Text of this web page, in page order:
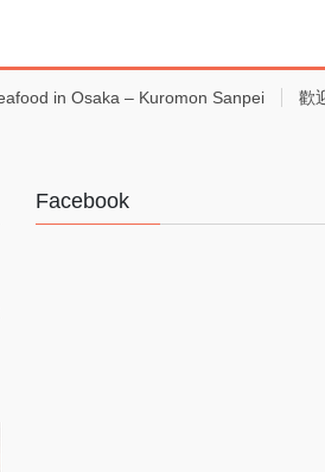
in Osaka – Kuromon Sanpei
歡
Facebook